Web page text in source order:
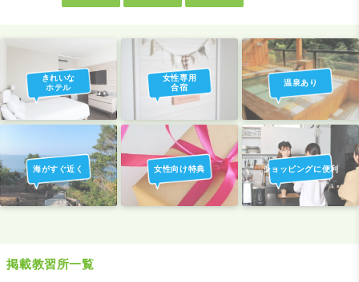
きれいな
ホテル
女性専用
合宿
温泉あり
海がすぐ近く 女性向け特典 ショッピングに便利
掲載教習所一覧